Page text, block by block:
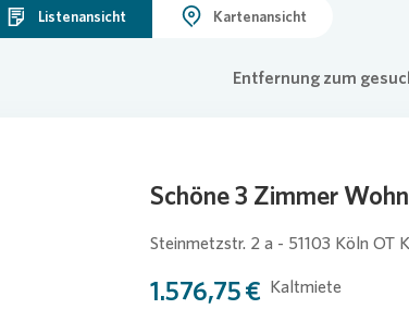
Listenansicht Kartenansicht
Entfernung zum
Schöne 3 Zimmer
Steinmetzstr. 2 a - 51103 Köln OT
1.576,75 € Kaltmiete